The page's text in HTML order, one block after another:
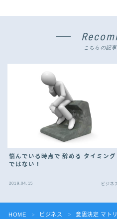
こちらの記
悩んでいる時点で 辞める タイミング
ではない！
2019.04.15 ビジネ
HOME ＞ ビジネス ＞ 意思決定 マト